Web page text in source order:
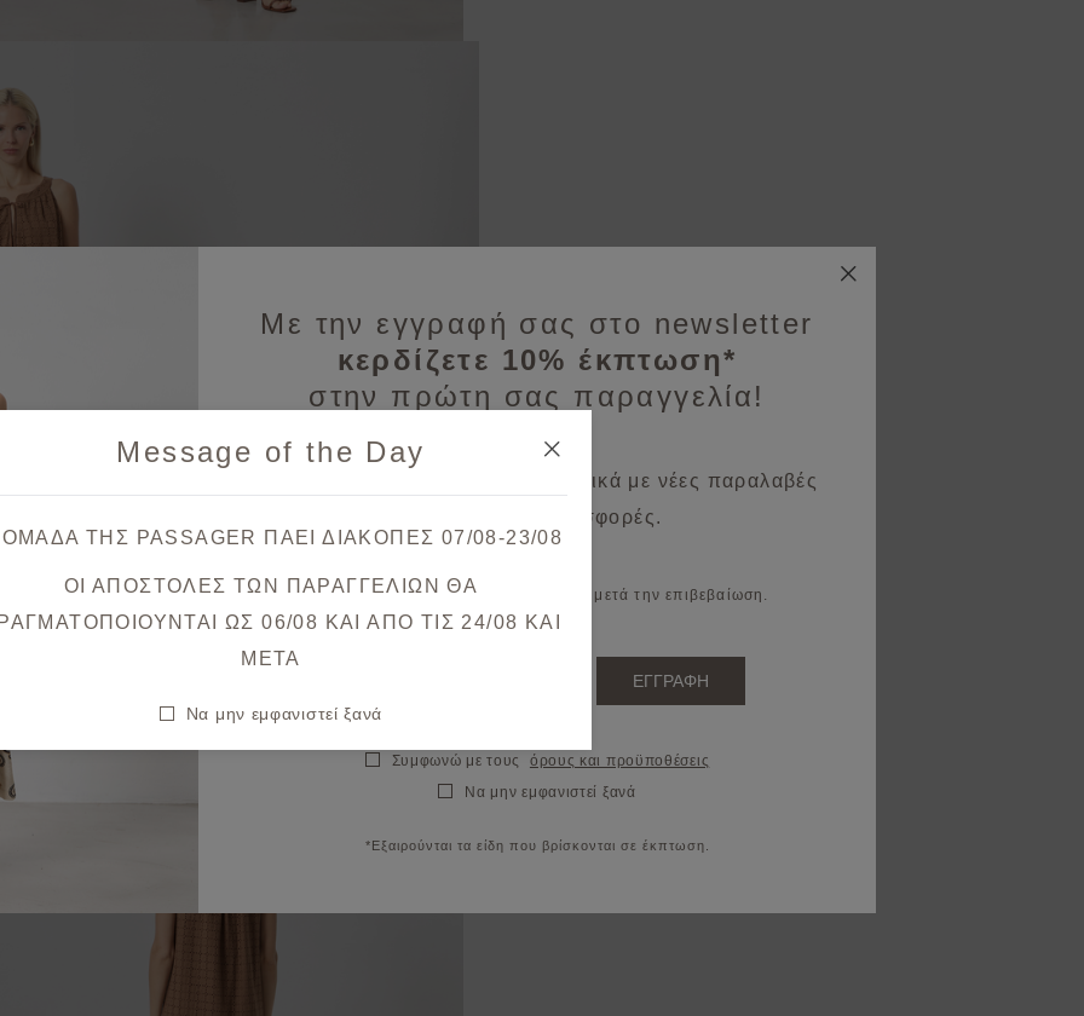
Με την εγγραφή σας στο newsletter
κερδίζετε 10% έκπτωση*
στην πρώτη σας παραγγελία!
Λάβετε πρώτοι ενημερώσεις σχετικά με νέες παραλαβές
& μοναδικές προσφορές.
Θα λάβετε το κουπόνι στο email σας μετά την επιβεβαίωση.
ΕΓΓΡΑΦΗ
Συμφωνώ με τους
όρους και προϋποθέσεις
Να μην εμφανιστεί ξανά
*Εξαιρούνται τα είδη που βρίσκονται σε έκπτωση.
Message of the Day
ΤΗΣ PASSAGER ΠΑΕΙ ΔΙΑΚΟΠΕΣ 07/08-23/08
ΟΙ ΑΠΟΣΤΟΛΕΣ ΤΩΝ ΠΑΡΑΓΓΕΛΙΩΝ ΘΑ
ΩΣ 06/08 ΚΑΙ ΑΠΟ ΤΙΣ 24/08 KAI
META
Να μην εμφανιστεί ξανά